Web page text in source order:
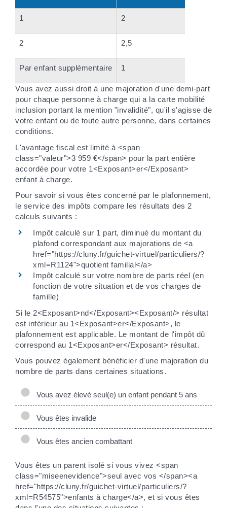
1 2
2 2,5
Par enfant supplémentaire 1
Vous avez aussi droit à une majoration d'une demi-part
pour chaque personne à charge qui a la carte mobilité
inclusion portant la mention "invalidité", qu'il s'agisse de
votre enfant ou de toute autre personne, dans certaines
conditions.
L'avantage fiscal est limité à <span
class="valeur">3 959 €</span> pour la part entière
accordée pour votre 1<Exposant>er</Exposant>
enfant à charge.
Pour savoir si vous êtes concerné par le plafonnement,
le service des impôts compare les résultats des 2
calculs suivants :
Impôt calculé sur 1 part, diminué du montant du
plafond correspondant aux majorations de <a
href="https://cluny.fr/guichet-virtuel/particuliers/?
xml=R1124">quotient familial</a>
Impôt calculé sur votre nombre de parts réel (en
fonction de votre situation et de vos charges de
famille)
Si le 2<Exposant>nd</Exposant><Exposant/> résultat
est inférieur au 1<Exposant>er</Exposant>, le
plafonnement est applicable. Le montant de l'impôt dû
correspond au 1<Exposant>er</Exposant> résultat.
Vous pouvez également bénéficier d'une majoration du
nombre de parts dans certaines situations.
Vous avez élevé seul(e) un enfant pendant 5 ans
Vous êtes invalide
Vous êtes ancien combattant
Vous êtes un parent isolé si vous vivez <span
class="miseenevidence">seul avec vos </span><a
href="https://cluny.fr/guichet-virtuel/particuliers/?
xml=R54575">enfants à charge</a>, et si vous êtes